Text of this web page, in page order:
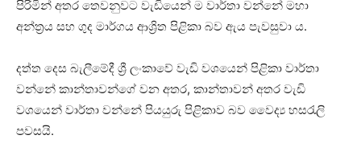
පිරිමින් අතර තෙවනුවට වැඩියෙන් ම වාර්තා වන්නේ මහා
අන්ත්‍රය සහ ගුද මාර්ගය ආශ්‍රිත පිළිකා බව ඇය පැවසුවා ය.
දත්ත දෙස බැලීමේදී ශ්‍රී ලංකාවේ වැඩි වශයෙන් පිළිකා වාර්තා
වන්නේ කාන්තාවන්ගේ වන අතර, කාන්තාවන් අතර වැඩි
වශයෙන් වාර්තා වන්නේ පියයුරු පිළිකාව බව වෛද්‍ය හසරැලි
පවසයි.